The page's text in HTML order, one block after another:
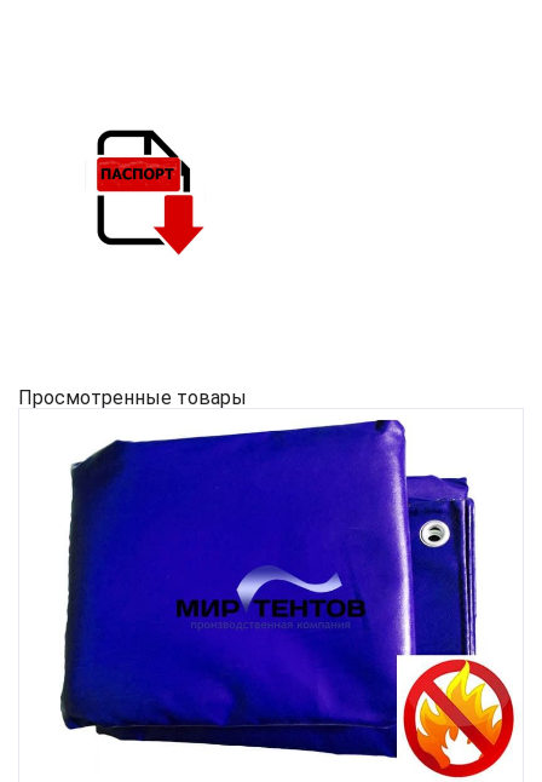
Просмотренные товары